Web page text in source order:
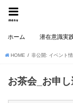
menu
ホーム 潜在意識実
HOME 非公開: イベント
お茶会_お申